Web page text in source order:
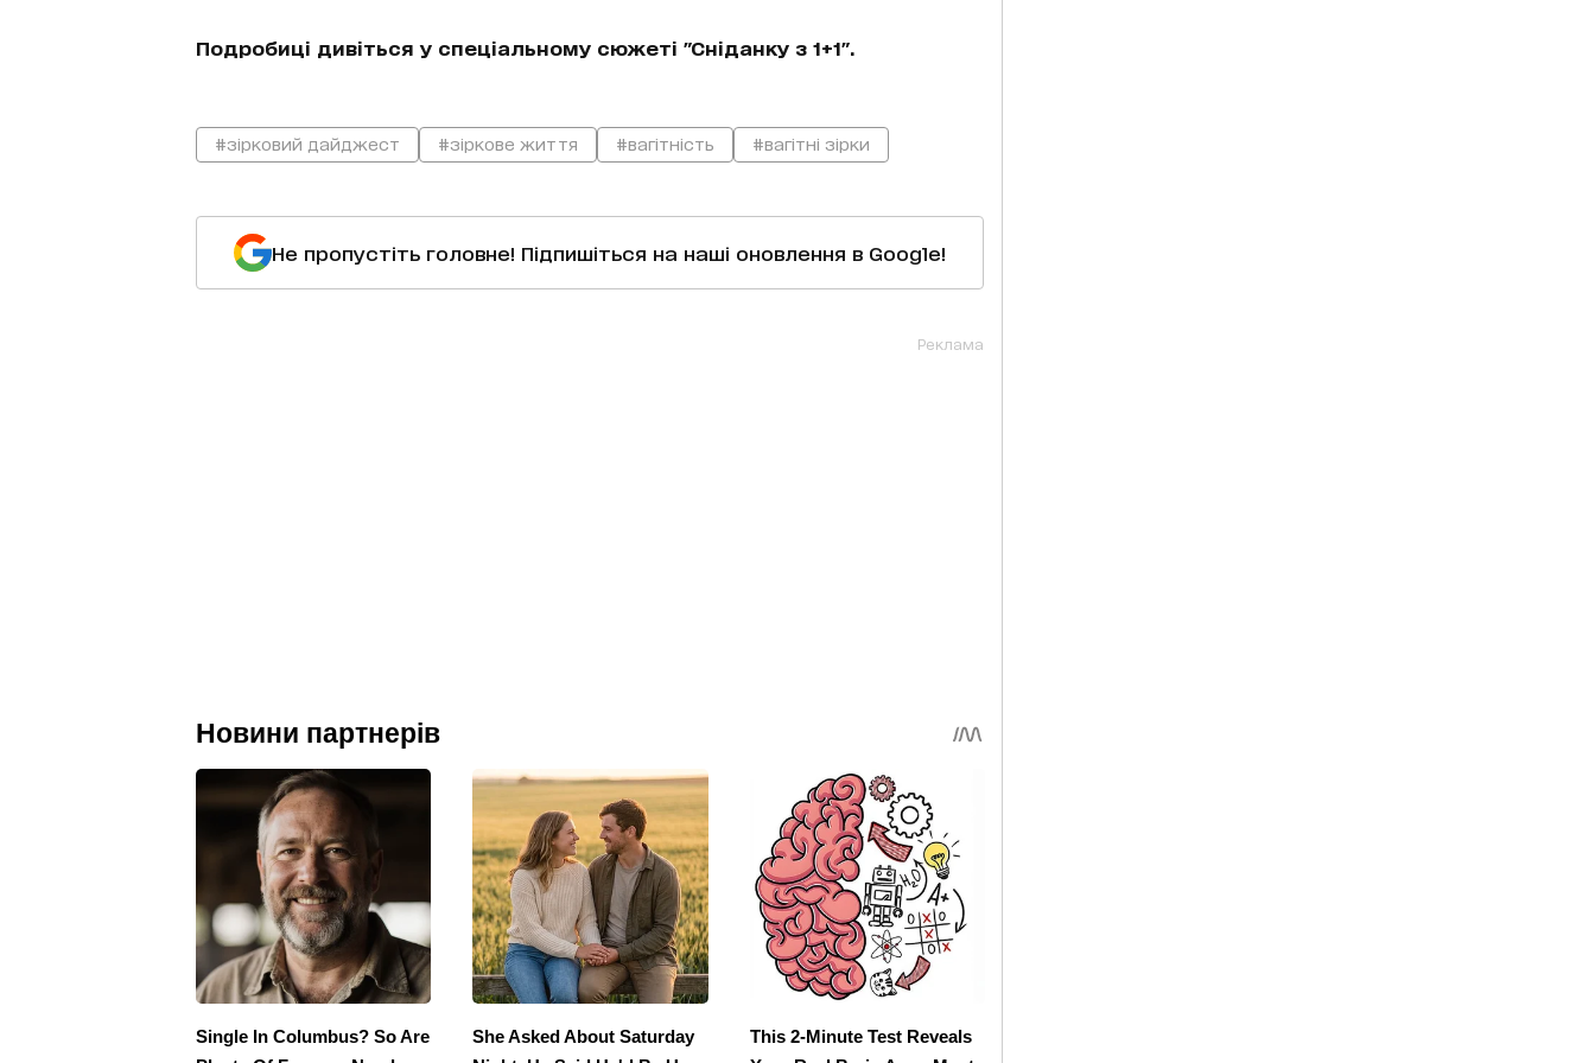
Подробиці дивіться у спеціальному сюжеті "Сніданку з 1+1".
#зірковий дайджест #зіркове життя #вагітність #вагітні зірки
Не пропустіть головне! Підпишіться на наші оновлення в Google!
Реклама